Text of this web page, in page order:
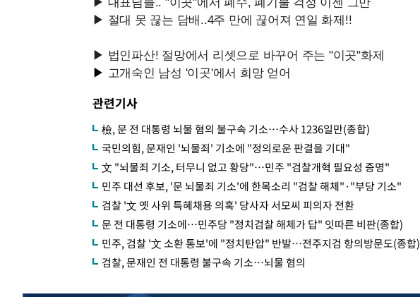
관련기사
檢, 문 전 대통령 뇌물 혐의 불구속 기소…수사 1236일만(종합)
국민의힘, 문재인 '뇌물죄' 기소에 "정의로운 판결을 기대"
文 "뇌물죄 기소, 터무니 없고 황당"…민주 "검찰개혁 필요성 증명"
민주 대선 후보, '문 뇌물죄 기소'에 한목소리 "검찰 해체"·"부당 기소"
검찰 '文 옛 사위 특혜채용 의혹' 당사자 서모씨 피의자 전환
문 전 대통령 기소에…민주당 "정치검찰 해체가 답" 잇따른 비판(종합)
민주, 검찰 '文 소환 통보'에 "정치탄압" 반발…전주지검 항의방문도(종합)
검찰, 문재인 전 대통령 불구속 기소…뇌물 혐의